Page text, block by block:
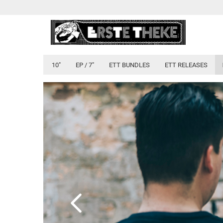
10" EP / 7" ETT BUNDLES ETT RELEASES